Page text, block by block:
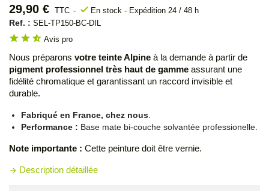
29,90 € TTC check En stock - Expédition 24 / 48 h
Ref. : SEL-TP150-BC-DIL
star star star_half Avis pro
Nous préparons votre teinte Alpine à la demande à partir de
pigment professionnel très haut de gamme assurant une
fidélité chromatique et garantissant un raccord invisible et
durable.
Fabriqué en France, chez nous
Performance : Base mate bi-couche solvantée professionelle.
Note importante : Cette peinture doit être vernie.
arrow_forward Description détaillée